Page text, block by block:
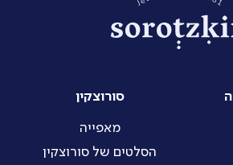
סורוצקין
מאפייה
הסלטים של סורוצקין